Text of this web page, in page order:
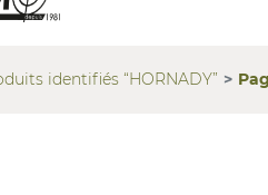
identifiés “HORNADY”